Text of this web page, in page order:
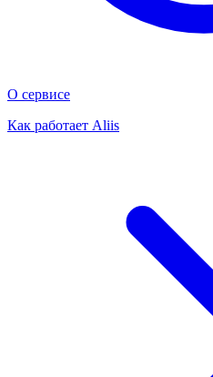
О сервисе
Как работает Aliis